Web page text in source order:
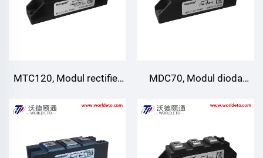
Berbagai rectifier Catu DC
MTC120, Modul rectifier
Pendinginan udara
MDC70, Modul dioda
udara